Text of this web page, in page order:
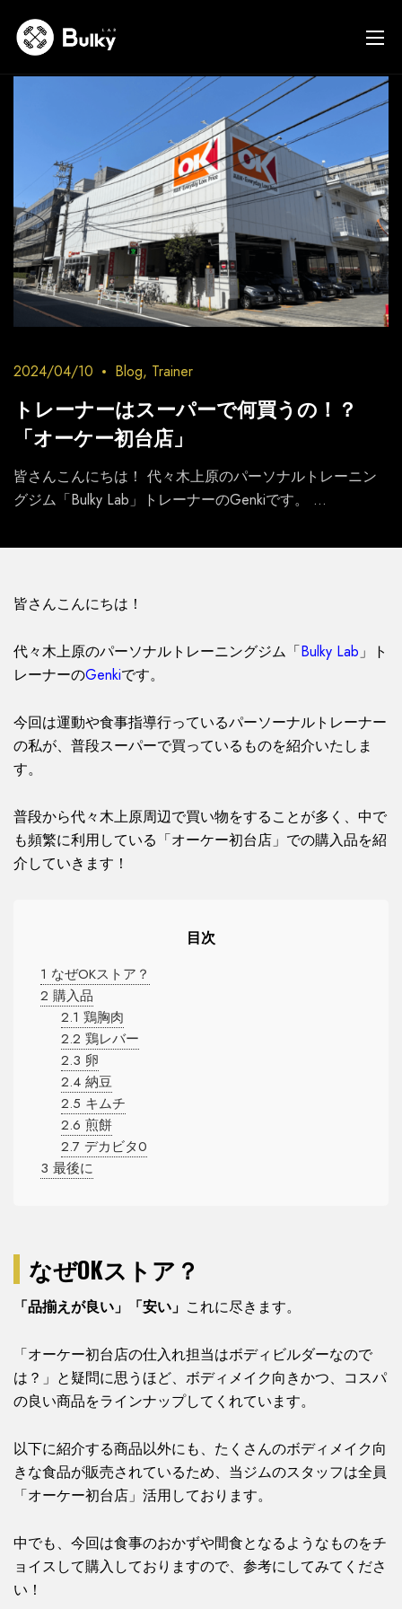
2024/04/10 Blog, Trainer
トレーナーはスーパーで何買うの！？
「オーケー初台店」
皆さんこんにちは！ 代々木上原のパーソナルトレーニン
グジム「Bulky Lab」トレーナーのGenkiです。 ...
皆さんこんにちは！
代々木上原のパーソナルトレーニングジム「Bulky Lab」ト
レーナーのGenkiです。
今回は運動や食事指導行っているパーソーナルトレーナー
の私が、普段スーパーで買っているものを紹介いたしま
す。
普段から代々木上原周辺で買い物をすることが多く、中で
も頻繁に利用している「オーケー初台店」での購入品を紹
介していきます！
目次
1 なぜOKストア？
2 購入品
2.1 鶏胸肉
2.2 鶏レバー
2.3 卵
2.4納豆
2.5 キムチ
2.6 煎餅
2.7デカビタ0
3 最後に
なぜOKストア？
「品揃えが良い」「安い」 これに尽きます。
「オーケー初台店の仕入れ担当はボディビルダーなので
は？」と疑問に思うほど、ボディメイク向きかつ、コスパ
の良い商品をラインナップしてくれています。
以下に紹介する商品以外にも、たくさんのボディメイク向
きな食品が販売されているため、当ジムのスタッフは全員
「オーケー初台店」活用しております。
中でも、今回は食事のおかずや間食となるようなものをチ
ョイスして購入しておりますので、参考にしてみてくださ
い！